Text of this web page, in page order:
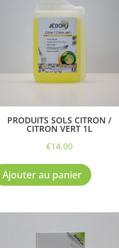
PRODUITS SOLS CITRON /
CITRON VERT 1L
€14,00
Ajouter au panier